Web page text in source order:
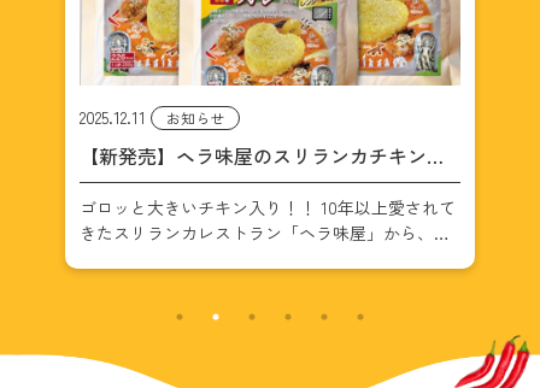
2025.12.2 お知らせ
ヘラ味屋のレトルトカレーがついにAmazon
に登場！
ヘラ味屋のレトルトカレーがついにAmazonに
登場！ 10年以上福岡で愛されてきたスリランカ料
ようになりました。 お店その […]